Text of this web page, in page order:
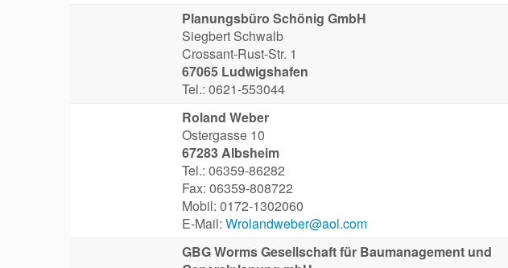
Planungsbüro Schönig GmbH
Siegbert Schwalb
Crossant-Rust-Str. 1
67065 Ludwigshafen
Tel.: 0621-553044
Roland Weber
Ostergasse 10
67283 Albsheim
Tel.: 06359-86282
Fax: 06359-808722
Mobil: 0172-1302060
E-Mail: Wrolandweber@aol.com
GBG Worms Gesellschaft für Baumanagement und